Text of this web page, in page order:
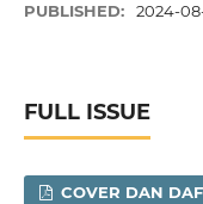
PUBLISHED: 2024-
FULL ISSUE
COVER DAN